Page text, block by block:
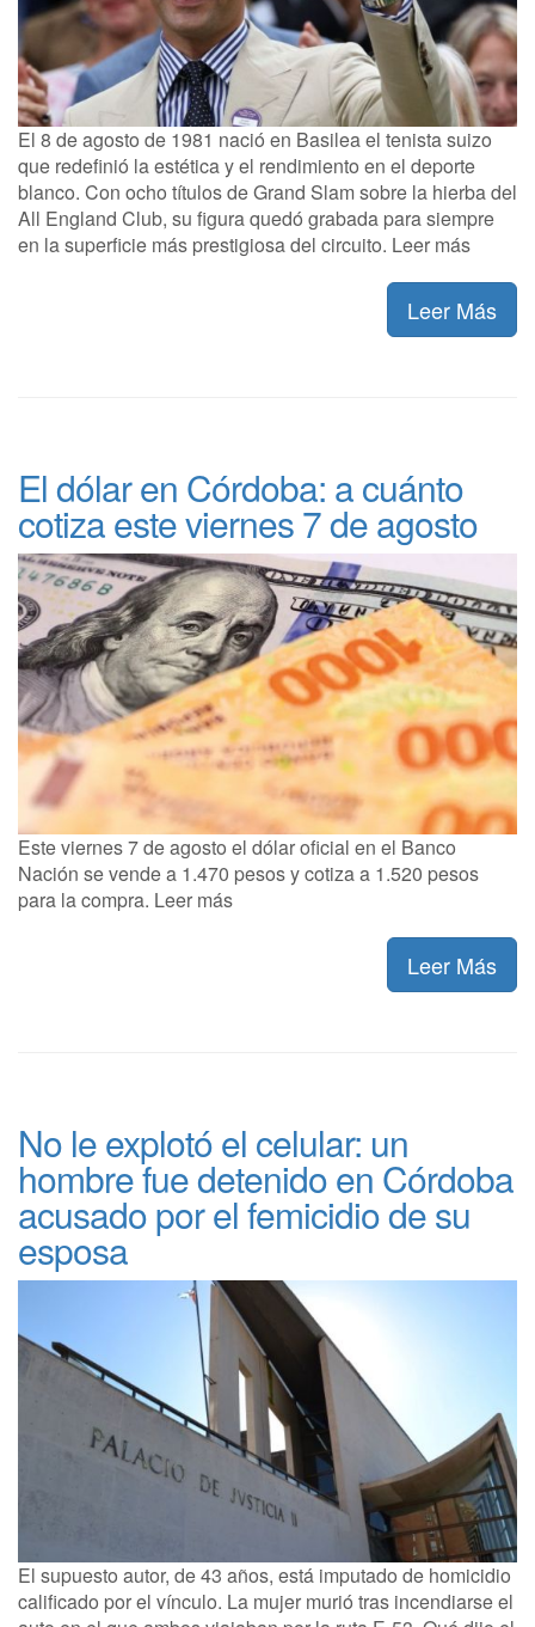
El 8 de agosto de 1981 nació en Basilea el tenista suizo
que redefinió la estética y el rendimiento en el deporte
blanco. Con ocho títulos de Grand Slam sobre la hierba del
All England Club, su figura quedó grabada para siempre
en la superficie más prestigiosa del circuito. Leer más
Leer Más
El dólar en Córdoba: a cuánto
cotiza este viernes 7 de agosto
Este viernes 7 de agosto el dólar oficial en el Banco
Nación se vende a 1.470 pesos y cotiza a 1.520 pesos
para la compra. Leer más
Leer Más
No le explotó el celular: un
hombre fue detenido en Córdoba
acusado por el femicidio de su
esposa
El supuesto autor, de 43 años, está imputado de homicidio
calificado por el vínculo. La mujer murió tras incendiarse el